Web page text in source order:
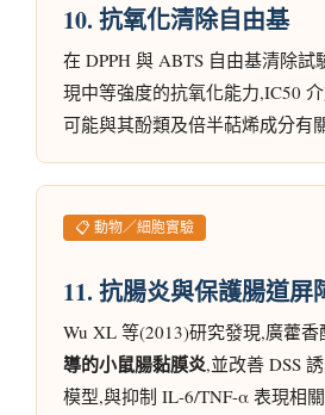
10. 抗氧化清除自由基
在 DPPH 與 ABTS 自由基清除試
現中等強度的抗氧化能力,IC50
可能與其酚類及倍半萜烯成分有
📋 動物／細胞實驗
11. 抗腸炎與保護腸道屏
Wu XL 等(2013)研究發現,廣藿香
導的小鼠腸黏膜炎,並改善 DSS
模型,與抑制 IL-6/TNF-α 表現相關